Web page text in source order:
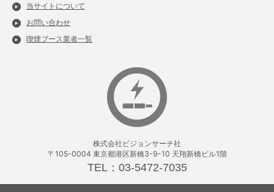
当サイトについて
お問い合わせ
喫煙ブース業者一覧
株式会社ビジョンサーチ社
〒105-0004 東京都港区新橋3-9-10 天翔新橋ビル1階
TEL：03-5472-7035